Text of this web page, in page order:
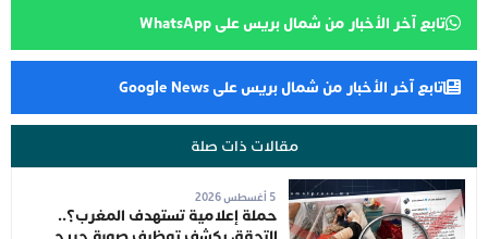
تابع آخر الأخبار من شمال بريس على WhatsApp
تابع آخر الأخبار من شمال بريس على Google News
مقالات ذات صلة
5 أغسطس 2026
حملة إعلامية تستهدف المغرب؟..